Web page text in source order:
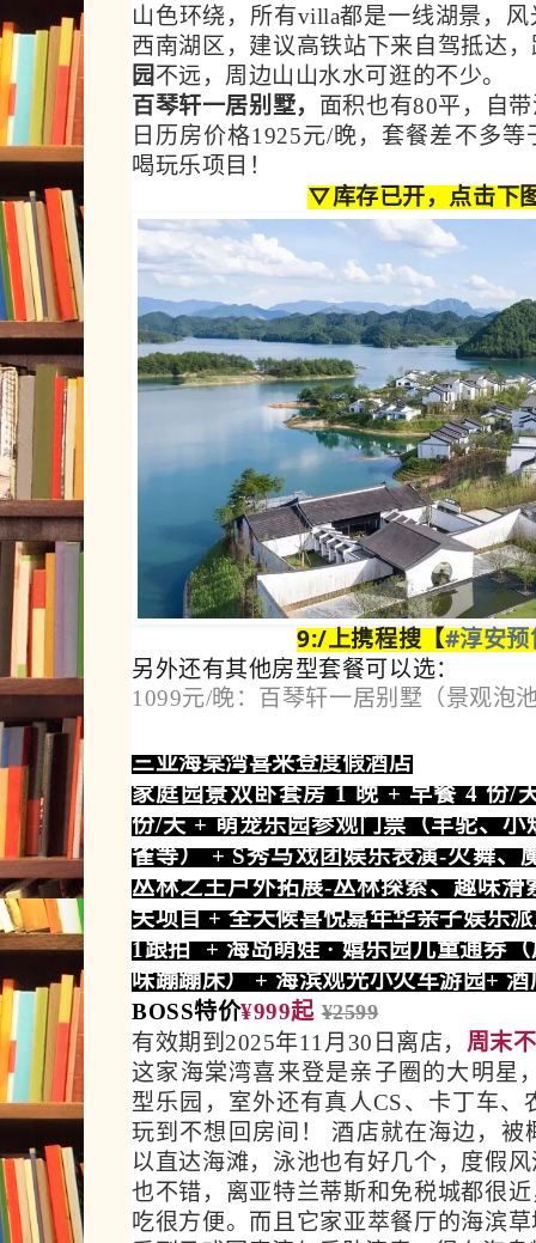
山色环绕，所有villa都是一线湖景，
西南湖区，建议高铁站下来自驾抵达
园 不远，周边山山水水可逛的不少。
百琴轩一居别墅，
面积也有80平 ，自
日历房价格1925元/晚， 套餐差不多等
喝玩乐项目！
▽库存已开，点击下
9:/上携程搜【#淳安
另外还有其他房型套餐可以选：
1099元/晚：百琴轩一居别墅（景观泡
三亚海棠湾喜来登度假酒店
家庭园景双卧套房 1 晚 + 早餐 4 份/
份/天 + 萌宠乐园参观门票（羊驼、
雀等） + S秀马戏团娱乐表演-火舞、
丛林之王户外拓展-丛林探索、趣味滑
关项目 + 全天候喜悦嘉年华亲子娱乐
1跟拍 + 海岛萌娃 · 嬉乐园儿童通券
味蹦蹦床） + 海滨观光小火车游园+
BOSS特价¥999起¥2599
有效期到2025年11月30日离店， 周末
这家海棠湾喜来登是亲子圈的大明星
型乐园，室外还有真人CS、卡丁车
玩到不想回房间！ 酒店就在海边，被
以直达海滩，泳池也有好几个，度假
也不错，离亚特兰蒂斯和免税城都很
吃很方便。而且它家亚萃餐厅的海滨